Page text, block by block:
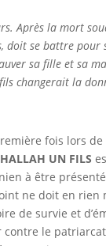
Après la mort
doit se battre pour
sa fille et sa
changerait la
fois lors de
UN FILS
à être
ne doit en rien
de survie et
le